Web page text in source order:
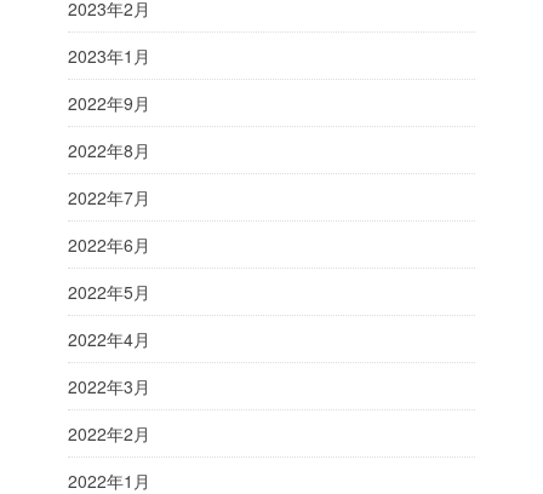
2023年2月
2023年1月
2022年9月
2022年8月
2022年7月
2022年6月
2022年5月
2022年4月
2022年3月
2022年2月
2022年1月